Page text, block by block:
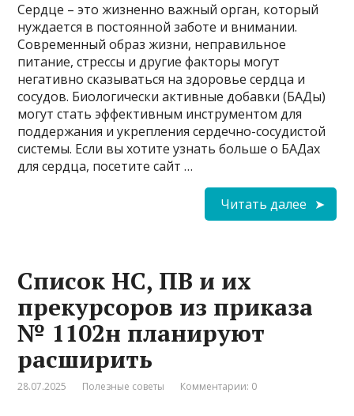
Сердце – это жизненно важный орган, который
нуждается в постоянной заботе и внимании.
Современный образ жизни, неправильное
питание, стрессы и другие факторы могут
негативно сказываться на здоровье сердца и
сосудов. Биологически активные добавки (БАДы)
могут стать эффективным инструментом для
поддержания и укрепления сердечно-сосудистой
системы. Если вы хотите узнать больше о БАДах
для сердца, посетите сайт …
Читать далее
Список НС, ПВ и их
прекурсоров из приказа
№ 1102н планируют
расширить
28.07.2025 Полезные советы Комментарии: 0